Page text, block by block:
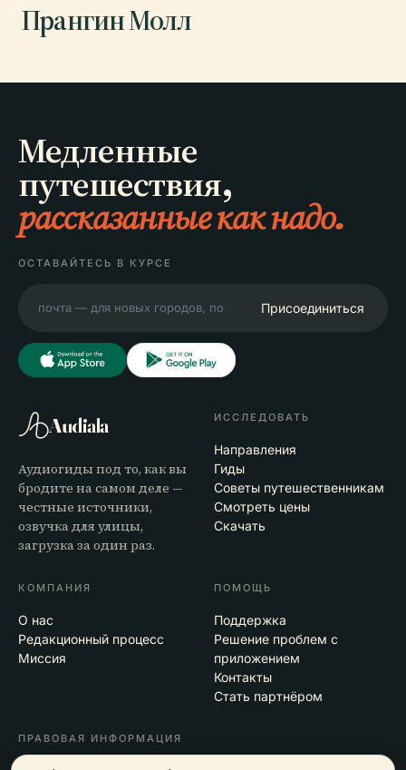
Прангин Молл
Медленные
путешествия,
рассказанные как надо.
ОСТАВАЙТЕСЬ В КУРСЕ
Присоединиться
Audiala
Аудиогиды под то, как вы
бродите на самом деле —
честные источники,
озвучка для улицы,
загрузка за один раз.
ИССЛЕДОВАТЬ
Направления
Гиды
Советы путешественникам
Смотреть цены
Скачать
КОМПАНИЯ
О нас
Редакционный процесс
Миссия
ПОМОЩЬ
Поддержка
Решение проблем с
приложением
Контакты
Стать партнёром
ПРАВОВАЯ ИНФОРМАЦИЯ